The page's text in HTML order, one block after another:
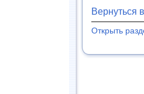
Вернуться
Открыть